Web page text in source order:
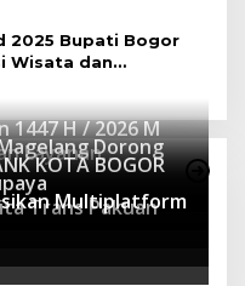
2025 Bupati Bogor
Wisata dan
1447 H / 2026 M
LayananDorong
KOTA BOGOR
Trans Pakuan
Multiplatform